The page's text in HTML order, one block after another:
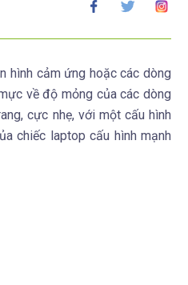
hình cảm ứng hoặc các dòng
về độ mỏng của các dòng
cực nhẹ, với một cấu hình
chiếc laptop cấu hình mạnh